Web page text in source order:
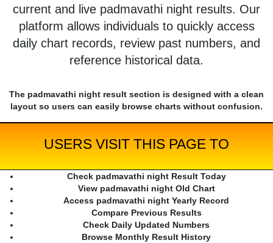
current and live padmavathi night results. Our
platform allows individuals to quickly access
daily chart records, review past numbers, and
reference historical data.
The padmavathi night result section is designed with a clean
layout so users can easily browse charts without confusion.
USERS VISIT THIS PAGE TO
Check padmavathi night Result Today
View padmavathi night Old Chart
Access padmavathi night Yearly Record
Compare Previous Results
Check Daily Updated Numbers
Browse Monthly Result History